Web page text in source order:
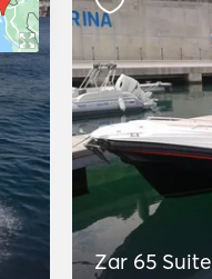
Zar 65 Suite